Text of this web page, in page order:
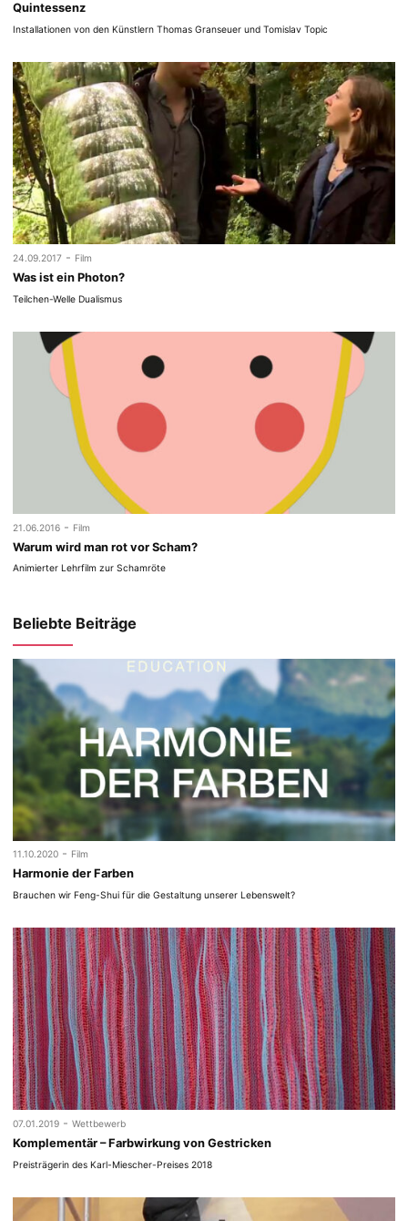
Quintessenz
Installationen von den Künstlern Thomas Granseuer und Tomislav Topic
24.09.2017 - Film
Was ist ein Photon?
Teilchen-Welle Dualismus
21.06.2016 - Film
Warum wird man rot vor Scham?
Animierter Lehrfilm zur Schamröte
Beliebte Beiträge
11.10.2020 - Film
Harmonie der Farben
Brauchen wir Feng-Shui für die Gestaltung unserer Lebenswelt?
07.01.2019 - Wettbewerb
Komplementär – Farbwirkung von Gestricken
Preisträgerin des Karl-Miescher-Preises 2018